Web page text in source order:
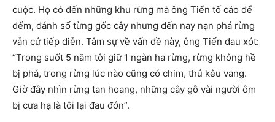
cuộc. Họ có đến những khu rừng mà ông Tiến tố cáo để
đếm, đánh số từng gốc cây nhưng đến nay nạn phá rừng
vẫn cứ tiếp diễn. Tâm sự về vấn đề này, ông Tiến đau xót:
“Trong suốt 5 năm tôi giữ 1 ngàn ha rừng, rừng không hề
bị phá, trong rừng lúc nào cũng có chim, thú kêu vang.
Giờ đây nhìn rừng tan hoang, những cây gỗ vài người ôm
bị cưa hạ là tôi lại đau đớn”.